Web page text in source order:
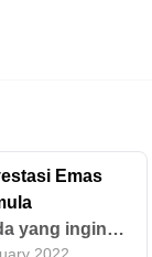
Emas
yang ingin
2022